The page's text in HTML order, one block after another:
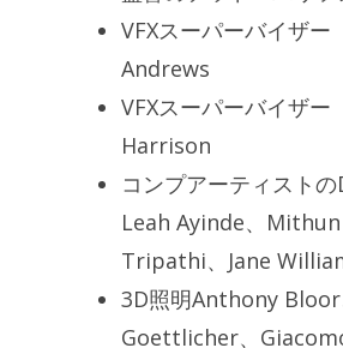
VFXスーパーバイザー
Andrews
VFXスーパーバイザー
Harrison
コンプアーティスト
Leah Ayinde、
Tripathi、Jane
3D照明Anthony Bloor
Goettlicher、